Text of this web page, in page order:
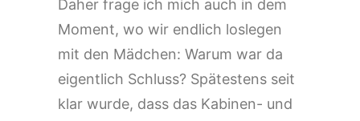
Daher frage ich mich auch in dem
Moment, wo wir endlich loslegen
mit den Mädchen: Warum war da
eigentlich Schluss? Spätestens seit
klar wurde, dass das Kabinen- und